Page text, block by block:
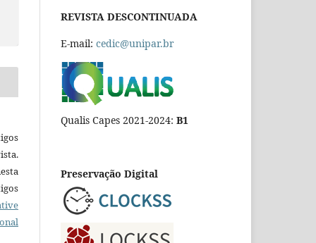
REVISTA DESCONTINUADA
E-mail: cedic@unipar.br
Qualis Capes 2021-2024: B1
Preservação Digital